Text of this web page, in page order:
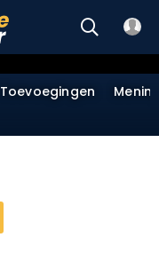
Toevoegingen